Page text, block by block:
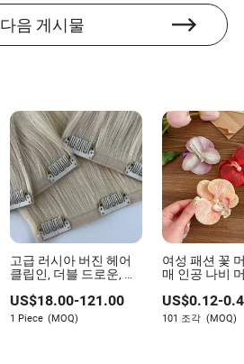
다음 게시물
고급 러시아 버진 헤어
클립인, 더블 드로운, 헤
한, 100% 진짜 인간 머리
카락
US$18.00-121.00
1 Piece (MOQ)
여성 패션 꽃
매 인공 나비
US$0.12-
101 조각 (MOQ)